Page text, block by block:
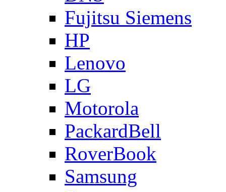
Fujitsu Siemens
HP
Lenovo
LG
Motorola
PackardBell
RoverBook
Samsung